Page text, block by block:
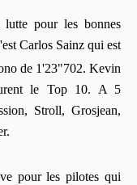
pour les bonnes
Carlos Sainz qui est
de 1'23"702. Kevin
le Top 10. A 5
Stroll, Grosjean,
pour les pilotes qui